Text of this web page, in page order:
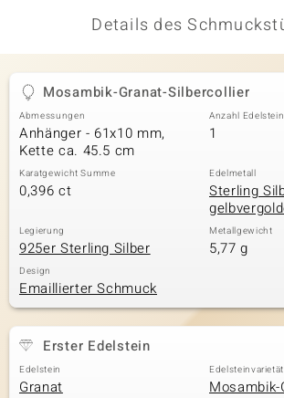
Details des
Mosambik-Granat-Silbercollier
Abmessungen
Anhänger - 61x10 mm,
Kette ca. 45.5 cm
Anzahl
1
Karatgewicht Summe
0,396 ct
Edelmetall
Sterling
Legierung
925er Sterling Silber
Metallgewicht
5,77 g
Design
Emaillierter Schmuck
Erster Edelstein
Edelstein
Granat
Edelsteinvarietät
Mosambik-